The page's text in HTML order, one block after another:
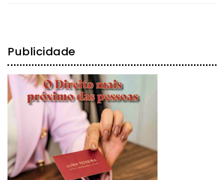
Publicidade